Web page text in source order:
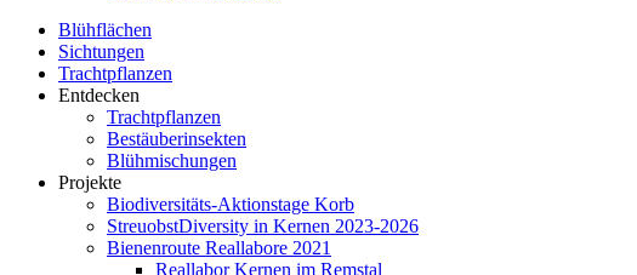
Blühflächen
Sichtungen
Trachtpflanzen
Entdecken
Trachtpflanzen
Bestäuberinsekten
Blühmischungen
Projekte
Biodiversitäts-Aktionstage Korb
StreuobstDiversity in Kernen 2023-2026
Bienenroute Reallabore 2021
Reallabor Kernen im Remstal